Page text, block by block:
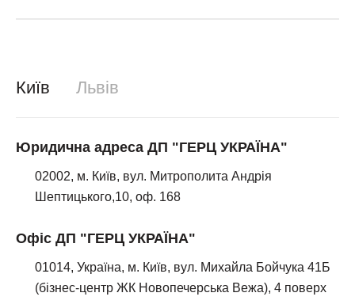
Київ Львів
Юридична адреса ДП "ГЕРЦ УКРАЇНА"
02002, м. Київ, вул. Митрополита Андрія
Шептицького,10, оф. 168
Офіс ДП "ГЕРЦ УКРАЇНА"
01014, Україна, м. Київ, вул. Михайла Бойчука 41Б
(бізнес-центр ЖК Новопечерська Вежа), 4 поверх